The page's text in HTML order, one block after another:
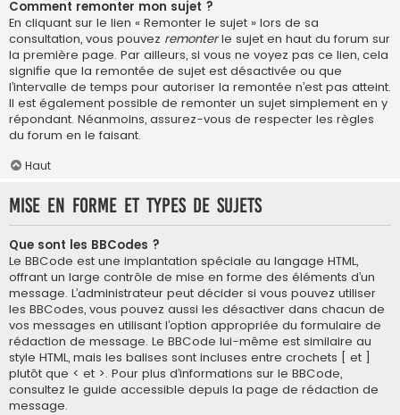
Comment remonter mon sujet ?
En cliquant sur le lien « Remonter le sujet » lors de sa
consultation, vous pouvez remonterle sujet en haut du forum sur
la première page. Par ailleurs, si vous ne voyez pas ce lien, cela
signifie que la remontée de sujet est désactivée ou que
l’intervalle de temps pour autoriser la remontée n’est pas atteint.
Il est également possible de remonter un sujet simplement en y
répondant. Néanmoins, assurez-vous de respecter les règles
du forum en le faisant.
Haut
Mise en forme et types de sujets
Que sont les BBCodes ?
Le BBCode est une implantation spéciale au langage HTML,
offrant un large contrôle de mise en forme des éléments d’un
message. L’administrateur peut décider si vous pouvez utiliser
les BBCodes, vous pouvez aussi les désactiver dans chacun de
vos messages en utilisant l’option appropriée du formulaire de
rédaction de message. Le BBCode lui-même est similaire au
style HTML, mais les balises sont incluses entre crochets [ et ]
plutôt que < et >. Pour plus d’informations sur le BBCode,
consultez le guide accessible depuis la page de rédaction de
message.